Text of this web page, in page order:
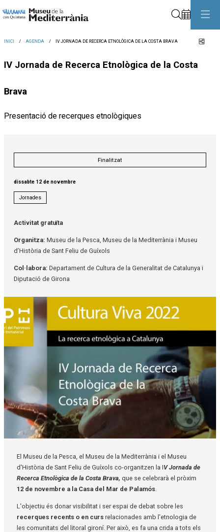
INICI AGENDA IV JORNADA DE RECERCA ETNOLÒGICA DE LA COSTA BRAVA
IV Jornada de Recerca Etnològica de la Costa
Brava
Presentació de recerques etnològiques
Finalitzat
dissabte 12 de novembre
Jornades
Activitat gratuïta
Organitza: Museu de la Pesca, Museu de la Mediterrània i Museu
d’Història de Sant Feliu de Guíxols
Col·labora: Departament de Cultura de la Generalitat de Catalunya i
Diputació de Girona
El Museu de la Pesca, el Museu de la Mediterrània i el Museu
d'Història de Sant Feliu de Guíxols co-organitzen la IV Jornada de
Recerca Etnològica de la Costa Brava, que se celebrarà el pròxim
12 de novembre a la Casa del Mar de Palamós.
L'objectiu és donar visibilitat i ser espai de debat sobre les
recerques recents o en cursrelacionades amb l'etnologia de
les comunitats del litoral gironí. Per això, es fa una crida a tots els